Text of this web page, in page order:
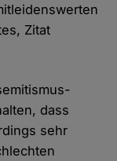
Zitat
dass
sehr